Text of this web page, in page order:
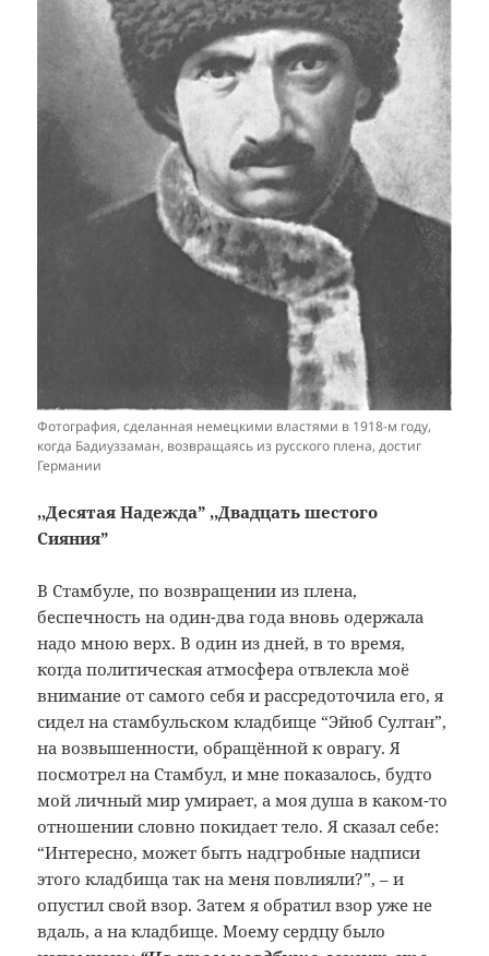
Фотография, сделанная немецкими властями в 1918-м году,
когда Бадиуззаман, возвращаясь из русского плена, достиг
Германии
,,Десятая Надежда” ,,Двадцать шестого
Сияния”
В Стамбуле, по возвращении из плена,
беспечность на один-два года вновь одержала
надо мною верх. В один из дней, в то время,
когда политическая атмосфера отвлекла моё
внимание от самого себя и рассредоточила его, я
сидел на стамбульском кладбище “Эйюб Султан”,
на возвышенности, обращённой к оврагу. Я
посмотрел на Стамбул, и мне показалось, будто
мой личный мир умирает, а моя душа в каком-то
отношении словно покидает тело. Я сказал себе:
“Интересно, может быть надгробные надписи
этого кладбища так на меня повлияли?”, – и
опустил свой взор. Затем я обратил взор уже не
вдаль, а на кладбище. Моему сердцу было